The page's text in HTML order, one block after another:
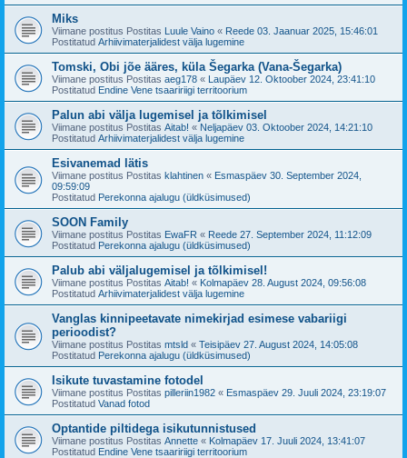
Miks
Viimane postitus Postitas Luule Vaino « Reede 03. Jaanuar 2025, 15:46:01
Postitatud Arhiivimaterjalidest välja lugemine
Tomski, Obi jõe ääres, küla Šegarka (Vana-Šegarka)
Viimane postitus Postitas aeg178 « Laupäev 12. Oktoober 2024, 23:41:10
Postitatud Endine Vene tsaaririigi territoorium
Palun abi välja lugemisel ja tõlkimisel
Viimane postitus Postitas Aitab! « Neljapäev 03. Oktoober 2024, 14:21:10
Postitatud Arhiivimaterjalidest välja lugemine
Esivanemad lätis
Viimane postitus Postitas klahtinen « Esmaspäev 30. September 2024,
09:59:09
Postitatud Perekonna ajalugu (üldküsimused)
SOON Family
Viimane postitus Postitas EwaFR « Reede 27. September 2024, 11:12:09
Postitatud Perekonna ajalugu (üldküsimused)
Palub abi väljalugemisel ja tõlkimisel!
Viimane postitus Postitas Aitab! « Kolmapäev 28. August 2024, 09:56:08
Postitatud Arhiivimaterjalidest välja lugemine
Vanglas kinnipeetavate nimekirjad esimese vabariigi
perioodist?
Viimane postitus Postitas mtsld « Teisipäev 27. August 2024, 14:05:08
Postitatud Perekonna ajalugu (üldküsimused)
Isikute tuvastamine fotodel
Viimane postitus Postitas pilleriin1982 « Esmaspäev 29. Juuli 2024, 23:19:07
Postitatud Vanad fotod
Optantide piltidega isikutunnistused
Viimane postitus Postitas Annette « Kolmapäev 17. Juuli 2024, 13:41:07
Postitatud Endine Vene tsaaririigi territoorium